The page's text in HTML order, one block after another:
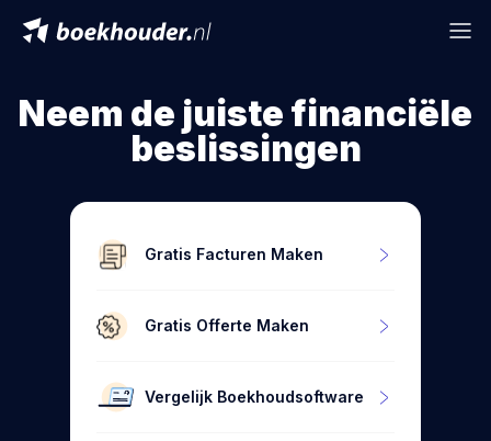
Neem de juiste financiële
beslissingen
Gratis Facturen Maken
Gratis Offerte Maken
Vergelijk Boekhoudsoftware